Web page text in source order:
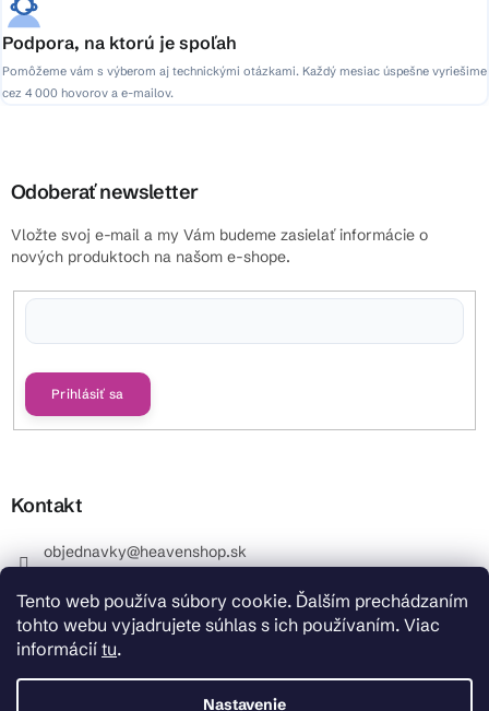
Tento web používa súbory cookie. Ďalším prechádzaním
tohto webu vyjadrujete súhlas s ich používaním. Viac
informácií tu.
Nastavenie
Podpora, na ktorú je spoľah
Pomôžeme vám s výberom aj technickými otázkami. Každý mesiac úspešne vyriešime
cez 4 000 hovorov a e-mailov.
Odoberať newsletter
Vložte svoj e-mail a my Vám budeme zasielať informácie o
nových produktoch na našom e-shope.
Prihlásiť sa
Kontakt
objednavky@heavenshop.sk
_Info objednávky : +421 914 399 399 Pracovné dni od
8.00 hod. do 12.00 . REKLAMÁCIE : +421 914 399 399
HeavenShop.sk
HeavenShop.sk